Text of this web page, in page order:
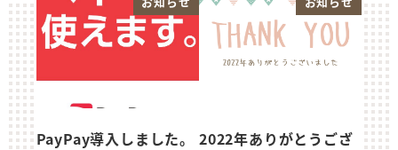
PayPay導入しました。
2022年ありがとうござ